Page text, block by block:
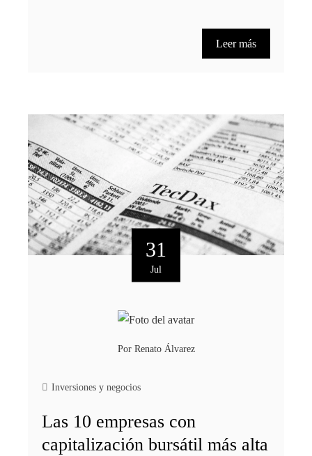
Leer más
31
Jul
Por Renato Álvarez
Inversiones y negocios
Las 10 empresas con
capitalización bursátil más alta